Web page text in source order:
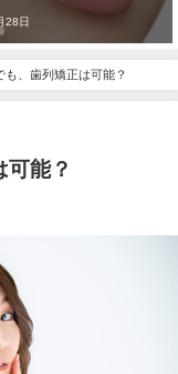
28日
も、歯列矯正は可能？
可能？